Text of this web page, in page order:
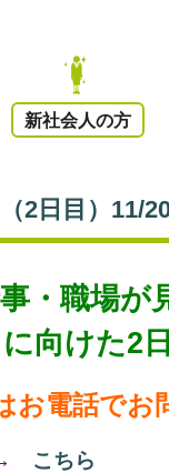
新社会人の方
2日目）11/
・職場が
向けた2
お電話でお
→ こちら